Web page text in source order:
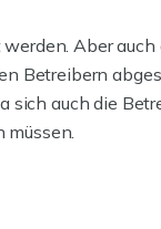
Aber auch
Betreibern
sich auch die
müssen.